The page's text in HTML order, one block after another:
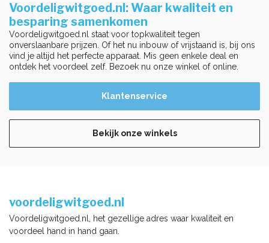
Voordeligwitgoed.nl: Waar kwaliteit en
besparing samenkomen
Voordeligwitgoed.nl staat voor topkwaliteit tegen
onverslaanbare prijzen. Of het nu inbouw of vrijstaand is, bij ons
vind je altijd het perfecte apparaat. Mis geen enkele deal en
ontdek het voordeel zelf. Bezoek nu onze winkel of online.
Klantenservice
Bekijk onze winkels
voordeligwitgoed.nl
Voordeligwitgoed.nl, het gezellige adres waar kwaliteit en
voordeel hand in hand gaan.